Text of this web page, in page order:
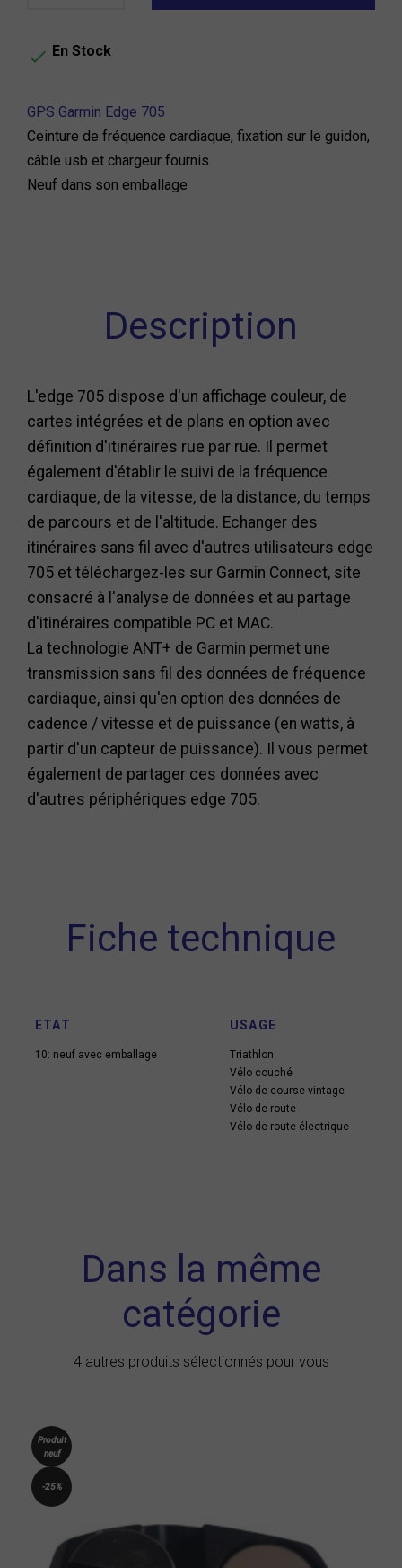
 En Stock
GPS Garmin Edge 705
Ceinture de fréquence cardiaque, fixation sur le guidon,
câble usb et chargeur fournis.
Neuf dans son emballage
Description
L'edge 705 dispose d'un affichage couleur, de
cartes intégrées et de plans en option avec
définition d'itinéraires rue par rue. Il permet
également d'établir le suivi de la fréquence
cardiaque, de la vitesse, de la distance, du temps
de parcours et de l'altitude. Echanger des
itinéraires sans fil avec d'autres utilisateurs edge
705 et téléchargez-les sur Garmin Connect, site
consacré à l'analyse de données et au partage
d'itinéraires compatible PC et MAC.
La technologie ANT+ de Garmin permet une
transmission sans fil des données de fréquence
cardiaque, ainsi qu'en option des données de
cadence / vitesse et de puissance (en watts, à
partir d'un capteur de puissance). Il vous permet
également de partager ces données avec
d'autres périphériques edge 705.
Fiche technique
ETAT
10: neuf avec emballage
USAGE
Triathlon
Vélo couché
Vélo de course vintage
Vélo de route
Vélo de route électrique
Dans la même
catégorie
4 autres produits sélectionnés pour vous
Produit
neuf
-25%